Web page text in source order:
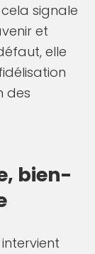
signale
et
elle
des
bien-